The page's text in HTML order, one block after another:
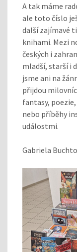
A tak máme
ale toto číslo
další zajímavé
knihami. Mezi
českých i
mladší, starší i
jsme ani na
přijdou
fantasy,
nebo příběhy
událostmi.
Gabriela